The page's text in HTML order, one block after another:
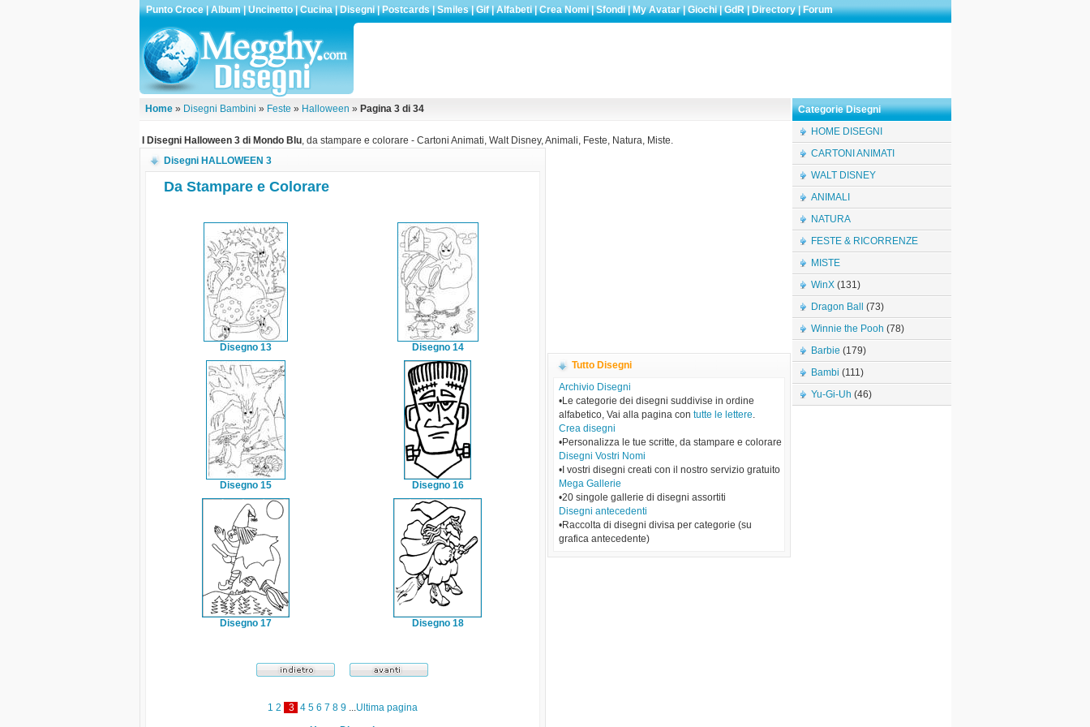
Punto Croce|Album|Uncinetto|Cucina|Disegni|Postcards|Smiles|Gif|Alfabeti|Crea Nomi|Sfondi|My Avatar|Giochi|GdR|Directory|Forum
Home» Disegni Bambini » Feste » Halloween » Pagina 3 di 34
I Disegni Halloween 3 di Mondo Blu, da stampare e colorare - Cartoni Animati, Walt Disney, Animali, Feste, Natura, Miste.
Disegni HALLOWEEN 3
Da Stampare e Colorare
Disegno 13 Disegno 14
Disegno 15 Disegno 16
Disegno 17 Disegno 18
1 2 3 4 5 6 7 8 9 ...Ultima pagina
Tutto Disegni
Archivio Disegni
•Le categorie dei disegni suddivise in ordine
alfabetico, Vai alla pagina con tutte le lettere.
Crea disegni
•Personalizza le tue scritte, da stampare e colorare
Disegni Vostri Nomi
•I vostri disegni creati con il nostro servizio gratuito
Mega Gallerie
•20 singole gallerie di disegni assortiti
Disegni antecedenti
•Raccolta di disegni divisa per categorie (su
grafica antecedente)
Categorie Disegni
HOME DISEGNI
CARTONI ANIMATI
WALT DISNEY
ANIMALI
NATURA
FESTE & RICORRENZE
MISTE
WinX(131)
Dragon Ball
(73)
Winnie the Pooh (78)
Barbie (179)
Bambi (111)
Yu-Gi-Uh (46)